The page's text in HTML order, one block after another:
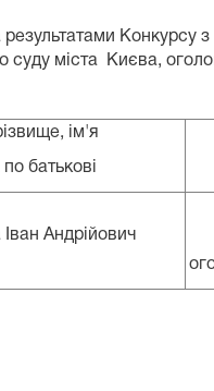
Конкурсу
суду міста Києва,
ім'я
по батькові
Андрійович